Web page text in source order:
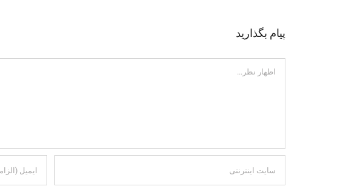
پیام بگذارید
اظهار